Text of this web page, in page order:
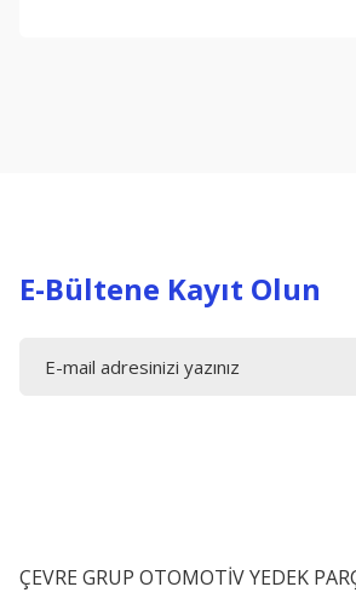
E-Bültene Kayıt Olun
ÇEVRE GRUP OTOMOTİV YEDEK